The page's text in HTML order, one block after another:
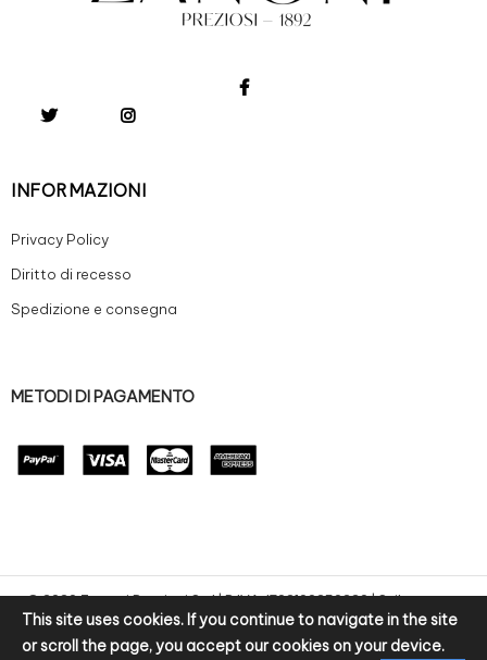
INFORMAZIONI
Privacy Policy
Diritto di recesso
Spedizione e consegna
METODI DI PAGAMENTO
© 2020 Zanoni Preziosi S.r.l | P.IVA: IT02100250220 | Sviluppo e-
commerce by bitpurple
This site uses cookies. If you continue to navigate in the site
or scroll the page, you accept our cookies on your device.